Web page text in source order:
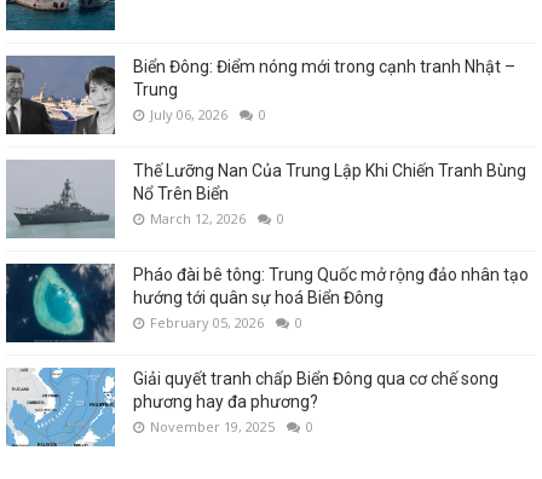
Biển Đông: Điểm nóng mới trong cạnh tranh Nhật –
Trung
July 06, 2026 0
Thế Lưỡng Nan Của Trung Lập Khi Chiến Tranh Bùng
Nổ Trên Biển
March 12, 2026 0
Pháo đài bê tông: Trung Quốc mở rộng đảo nhân tạo
hướng tới quân sự hoá Biển Đông
February 05, 2026 0
Giải quyết tranh chấp Biển Đông qua cơ chế song
phương hay đa phương?
November 19, 2025 0